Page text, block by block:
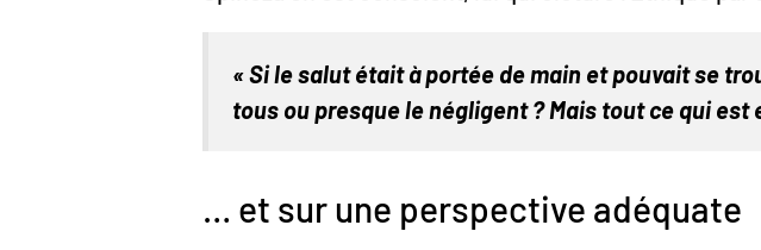
« Si le salut était à portée de main et pouvait se
tous ou presque le négligent ? Mais tout ce qui
… et sur une perspective adéquate